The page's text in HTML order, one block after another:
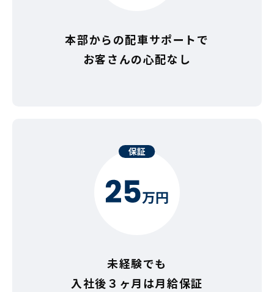
本部からの配車サポートで
お客さんの心配なし
未経験でも
入社後３ヶ月は月給保証